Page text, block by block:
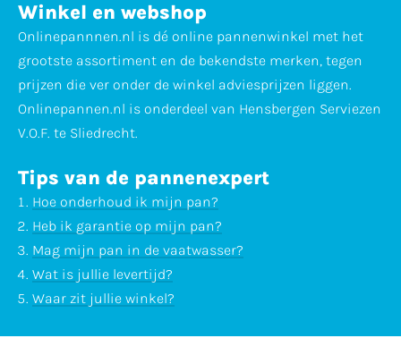
Winkel en webshop
Onlinepannnen.nl is dé online pannenwinkel met het
grootste assortiment en de bekendste merken, tegen
prijzen die ver onder de winkel adviesprijzen liggen.
Onlinepannen.nl is onderdeel van Hensbergen Serviezen
V.O.F. te Sliedrecht.
Tips van de pannenexpert
Hoe onderhoud ik mijn pan?
Heb ik garantie op mijn pan?
Mag mijn pan in de vaatwasser?
Wat is jullie levertijd?
Waar zit jullie winkel?